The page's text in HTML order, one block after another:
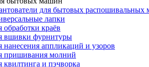
для бытовых распошивальных
лапки
обработки краёв
вшивки фурнитуры
нанесения аппликаций и узоров
пришивания молний
квилтинга и пэчворка